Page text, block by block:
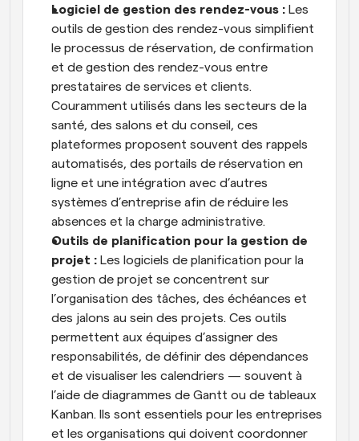
Logiciel de gestion des rendez-vous : Les
outils de gestion des rendez-vous simplifient
le processus de réservation, de confirmation
et de gestion des rendez-vous entre
prestataires de services et clients.
Couramment utilisés dans les secteurs de la
santé, des salons et du conseil, ces
plateformes proposent souvent des rappels
automatisés, des portails de réservation en
ligne et une intégration avec d’autres
systèmes d’entreprise afin de réduire les
absences et la charge administrative.
Outils de planification pour la gestion de
projet : Les logiciels de planification pour la
gestion de projet se concentrent sur
l’organisation des tâches, des échéances et
des jalons au sein des projets. Ces outils
permettent aux équipes d’assigner des
responsabilités, de définir des dépendances
et de visualiser les calendriers — souvent à
l’aide de diagrammes de Gantt ou de tableaux
Kanban. Ils sont essentiels pour les entreprises
et les organisations qui doivent coordonner